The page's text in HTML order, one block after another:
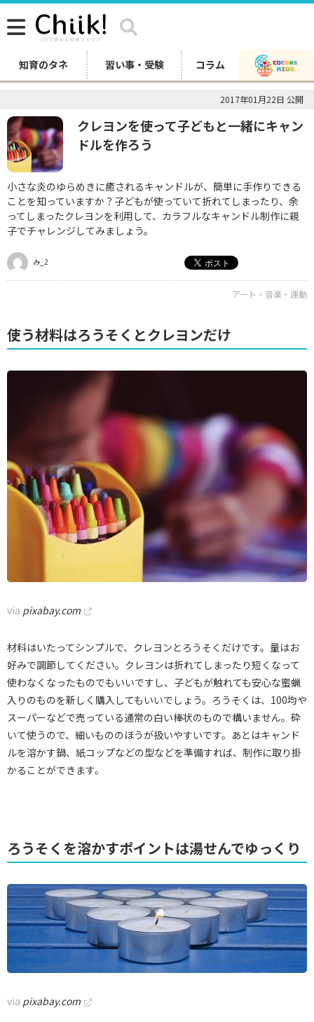
知育のタネ 習い事・受験 コラム
2017年01月22日 公開
クレヨンを使って子どもと一緒にキャン
ドルを作ろう
小さな炎のゆらめきに癒されるキャンドルが、簡単に手作りできる
ことを知っていますか？子どもが使っていて折れてしまったり、余
ってしまったクレヨンを利用して、カラフルなキャンドル制作に親
子でチャレンジしてみましょう。
み_2
アート・音楽・運動
使う材料はろうそくとクレヨンだけ
via pixabay.com
材料はいたってシンプルで、クレヨンとろうそくだけです。量はお
好みで調節してください。クレヨンは折れてしまったり短くなって
使わなくなったものでもいいですし、子どもが触れても安心な蜜蝋
入りのものを新しく購入してもいいでしょう。ろうそくは、100均や
スーパーなどで売っている通常の白い棒状のもので構いません。砕
いて使うので、細いもののほうが扱いやすいです。あとはキャンド
ルを溶かす鍋、紙コップなどの型などを準備すれば、制作に取り掛
かることができます。
ろうそくを溶かすポイントは湯せんでゆっくり
via pixabay.com